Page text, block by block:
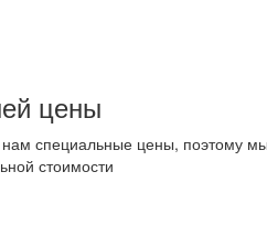
цены
специальные цены, поэтому
стоимости